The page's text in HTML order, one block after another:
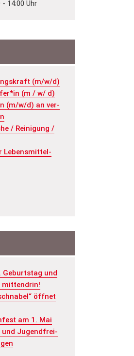
- 14:00 Uhr
(m/w/d)
(m / w/ d)
(m/w/d) an ver­
/ Rei­ni­gung /
Le­bens­mit­tel­
Ge­burts­tag und
mit­ten­drin!
öff­net
am 1. Mai
und Ju­gend­frei­